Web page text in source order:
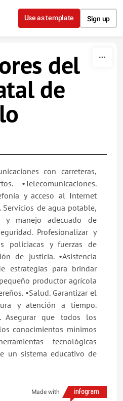
to content
Use as template Sign up
del
de
con carreteras,
•Telecomunicaciones.
y acceso al Internet
Servicios de agua potable,
y manejo adecuado de
Profesionalizar y
policiacas y fuerzas de
de justicia. •Asistencia
estrategias para brindar
productor agrícola
•Salud. Garantizar el
y atención a tiempo.
Asegurar que todos los
conocimientos mínimos
tecnológicas
un sistema educativo de
Made with